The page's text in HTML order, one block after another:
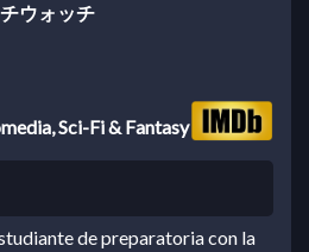
ウォッチ
Sci-Fi & Fantasy
de preparatoria con la